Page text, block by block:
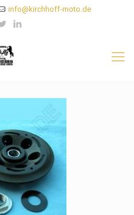
info@kirchhoff-moto.de